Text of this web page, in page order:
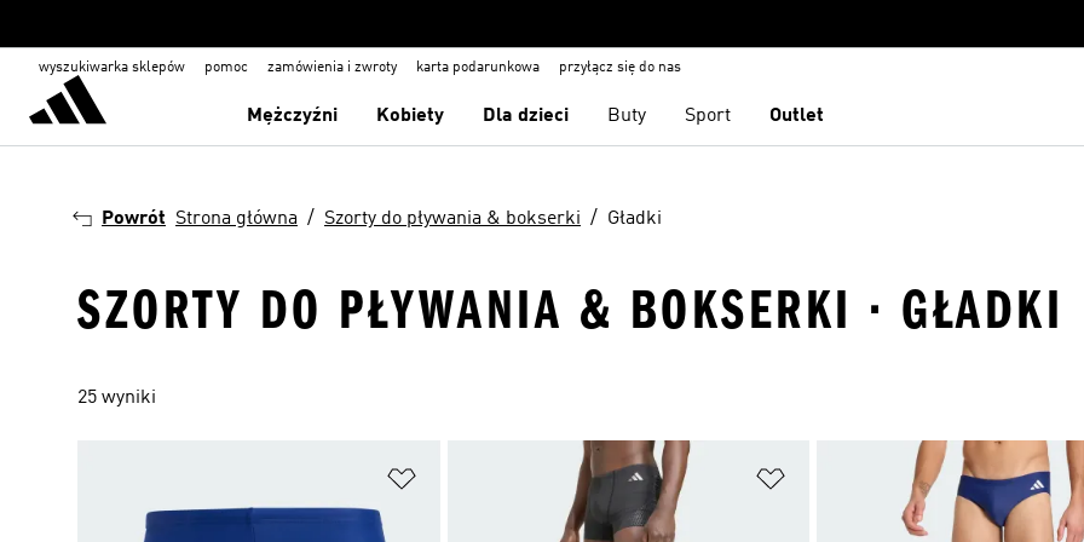
wyszukiwarka sklepów pomoc zamówienia i zwroty karta podarunkowa przyłącz się do nas
Mężczyźni Kobiety Dla dzieci Buty Sport Outlet
Powrót Strona główna Szorty do pływania & bokserki Gładki
SZORTY DO PŁYWANIA & BOKSERKI · GŁADKI
25 wyniki
Dodaj do listy życzeń Dodaj do listy życzeń